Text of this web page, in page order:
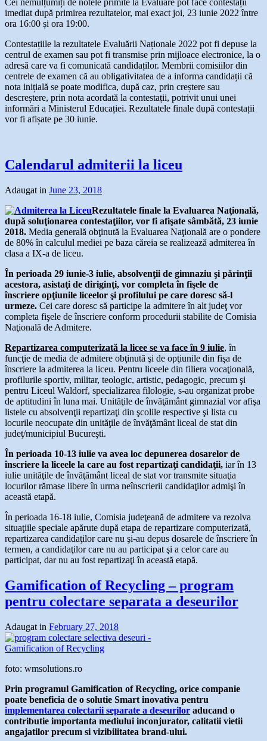
Cei nemulțumiți de notele primite la Evaluare pot face contestații
imediat după primirea rezultatelor, mai exact joi, 23 iunie 2022 între
ora 16:00 și ora 19:00.
Contestațiile la rezultatele Evaluării Naționale 2022 pot fi depuse la
centrul de examen sau pot fi transmise prin mijloace electronice, la o
adresă care va fi comunicată candidaților. Membrii comisiilor din
centrele de examen că au obligativitatea de a informa candidații că
nota inițială se poate modifica, după caz, prin creștere sau
descreștere, prin nota acordată la contestații, potrivit unui unei
informări a Ministerul Educației. Rezultatele finale după contestații
vor fi afișate pe 30 iunie.
Calendarul admiterii la liceu
Adaugat in June 23, 2018
Rezultatele finale la Evaluarea Naţională,
după soluţionarea contestaţiilor, vor fi afişate sâmbătă, 23 iunie
2018. Media generală obţinută la Evaluarea Naţională are o pondere
de 80% în calculul mediei pe baza căreia se realizează admiterea în
clasa a IX-a de liceu.
În perioada 29 iunie-3 iulie, absolvenţii de gimnaziu şi părinţii
acestora, asistaţi de diriginţi, vor completa în fişele de
înscriere opţiunile liceelor şi profilului pe care doresc să-l
urmeze. Cei care doresc să participe la admitere în alt judeţ vor
completa fişele de înscriere conform procedurii stabilite de Comisia
Naţională de Admitere.
Repartizarea computerizată la licee se va face în 9 iulie, în
funcţie de media de admitere obţinută şi de opţiunile din fişa de
înscriere la admiterea la liceu. Pentru liceele din filiera vocaţională,
profilurile sportiv, militar, teologic, artistic, pedagogic, precum şi
pentru Liceul Waldorf, specializarea filologie, s-au organizat probe
de aptitudini în luna mai. Unităţile de învăţământ gimnazial vor afişa
listele cu absolvenţii repartizaţi din şcolile respective şi lista cu
locurile neocupate din unităţile de învăţământ liceal de stat din
judeţ/municipiul Bucureşti.
În perioada 10-13 iulie va avea loc depunerea dosarelor de
înscriere la liceele la care au fost repartizaţi candidaţii, iar în 13
iulie unităţile de învăţământ liceal de stat vor transmite situaţia
locurilor rămase libere în urma neînscrierii candidaţilor admişi în
această etapă.
În perioada 16-18 iulie, Comisia judeţeană de admitere va rezolva
situaţiile speciale apărute după etapa de repartizare computerizată,
repartizarea candidaţilor care nu şi-au depus dosarele de înscriere în
termen, a candidaţilor care nu au participat şi a celor care au
participat, dar nu au fost repartizaţi în această etapă.
Gamification of Recycling – program
pentru colectare separata a deseurilor
Adaugat in February 27, 2018
foto: wmsolutions.ro
Prin programul Gamification of Recycling, orice companie
poate beneficia de o solutie Smart inovativa pentru
implementarea colectarii separate a deseurilor aducand o
contributie importanta mediului inconjurator, calitatii vietii
angajatilor precum si vizibilitatea brand-ului.